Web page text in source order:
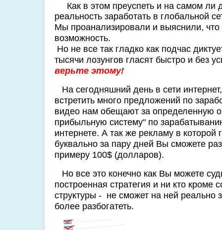
Как в этом преуспеть и на самом ли
реальность заработать в глобальной
Мы проанализировали и выяснили, что
возможность.
Но не все так гладко как подчас
тысячи лозунгов гласят быстро и без
верьте этому!
На сегодняшний день в сети
встретить много предложений по
видео нам обещают за определенную
прибыльную систему" по
интернете. А так же рекламу в которой
буквально за пару дней Вы сможете
примеру 100$ (долларов).
Но все это конечно как Вы можете
построенная стратегия и ни кто кроме
структуры - не сможет на ней реально
более разбогатеть.